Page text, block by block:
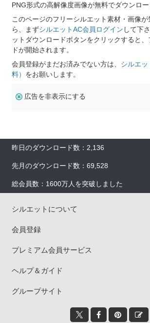
PNG形式の高解像度画像が無料でダウンロー
このページのフリーシルエット素材・画像が
ら、まずシルエットAC会員ログイン して下
ットダウンロードボタンをクリックすると
ドが開始されます。
会員登録がまだお済みでない方は、 シルエ
料） をお願いします。
広告を非表示にする
昨日のダウンロード数：2,136
先月のダウンロード数：69,528
総会員数：1600万人を突破しました
シルエットについて
会員登録
プレミアム会員サービス
ヘルプ＆ガイド
グループサイト